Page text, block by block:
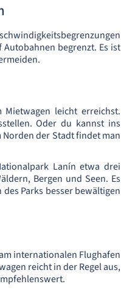
begrenzt. Es ist
leicht erreichst.
Oder du kannst ins
der Stadt findet man
Lanín etwa drei
Bergen und Seen. Es
Parks besser bewältigen
internationalen Flughafen
reicht in der Regel aus,